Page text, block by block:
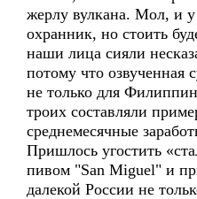
жерлу вулкана. Мол, и
охранник, но стоить
наши лица сияли
потому что озвученная
не только для
троих составляли
среднемесячные
Пришлось угостить
пивом "San Miguel" и
далекой России не